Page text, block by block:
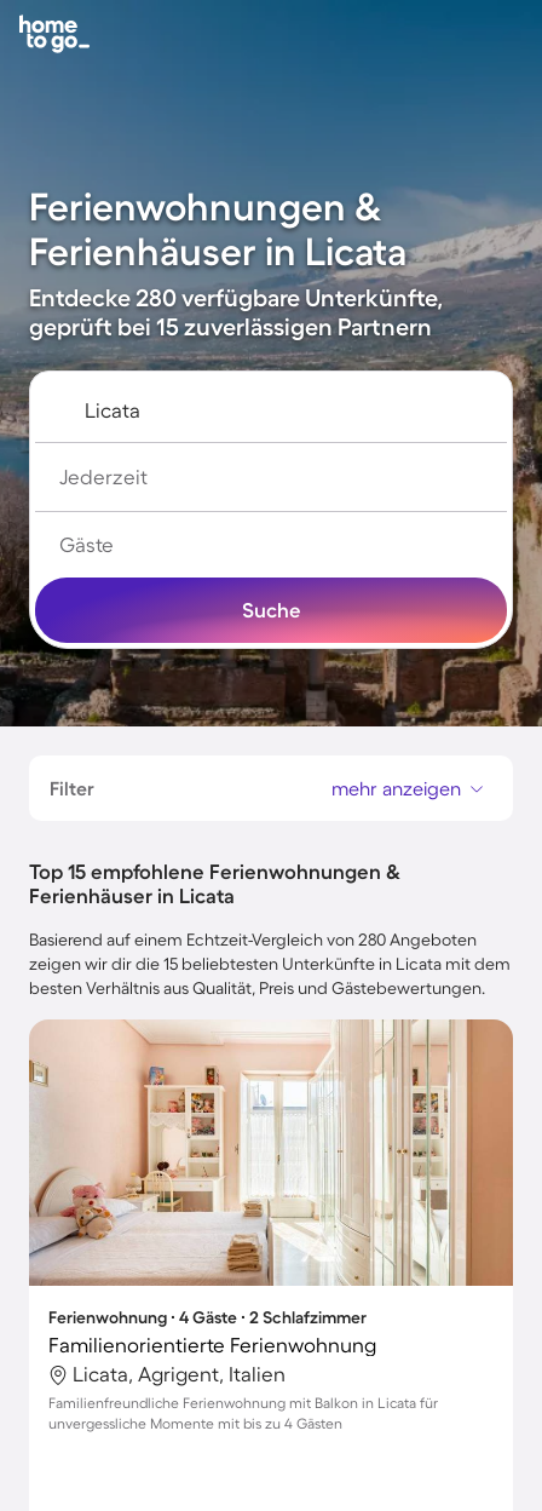
Ferienwohnungen &
Ferienhäuser in Licata
Entdecke 280 verfügbare Unterkünfte,
geprüft bei 15 zuverlässigen Partnern
Jederzeit
Gäste
Suche
Filter mehr anzeigen
Top 15 empfohlene Ferienwohnungen &
Ferienhäuser in Licata
Basierend auf einem Echtzeit-Vergleich von 280 Angeboten
zeigen wir dir die 15 beliebtesten Unterkünfte in Licata mit dem
besten Verhältnis aus Qualität, Preis und Gästebewertungen.
Ferienwohnung ∙ 4 Gäste ∙ 2 Schlafzimmer
Familienorientierte Ferienwohnung
Licata, Agrigent, Italien
Familienfreundliche Ferienwohnung mit Balkon in Licata für
unvergessliche Momente mit bis zu 4 Gästen